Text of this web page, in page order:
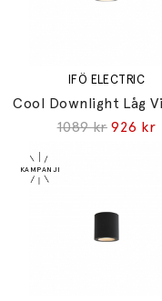
IFÖ ELECTRIC
1089 kr 926 kr